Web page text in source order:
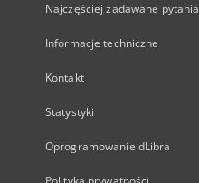
Najczęściej zadawane pytania
Informacje techniczne
Kontakt
Statystyki
Oprogramowanie dLibra